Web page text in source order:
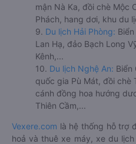
mận Nà Ka, đồi chè Mộc
Phách, hang dơi, khu du
9. Du lịch Hải Phòng:
Lan Hạ, đảo Bạch Long
Kênh,...
10. Du lịch Nghệ An: Biển
quốc gia Pù Mát, đồi chè
cánh đồng hoa hướng
Thiên Cầm,...
Vexere.com là hệ thống hỗ trợ
hoả và thuê xe máy, xe du